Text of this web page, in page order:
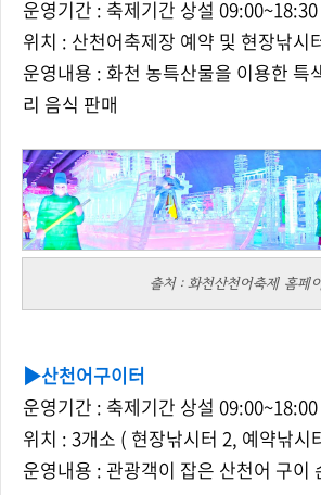
운영기간 : 축제기간 상설 09:00~18:30
위치 : 산천어축제장 예약 및 현장낚시
운영내용 : 화천 농특산물을 이용한 특
리 음식 판매
출처 : 화천산천어축제 홈페
▶산천어구이터
운영기간 : 축제기간 상설 09:00~18:00
위치 : 3개소 ( 현장낚시터 2, 예약낚시
운영내용 : 관광객이 잡은 산천어 구이